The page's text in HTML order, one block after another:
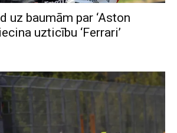
uz baumām par ‘Aston
uzticību ‘Ferrari’